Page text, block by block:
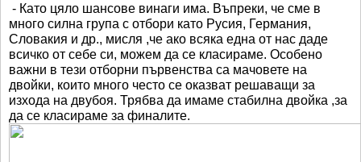
- Като цяло шансове винаги има. Въпреки, че сме в
много силна група с отбори като Русия, Германия,
Словакия и др., мисля ,че ако всяка една от нас даде
всичко от себе си, можем да се класираме. Особено
важни в тези отборни първенства са мачовете на
двойки, които много често се оказват решаващи за
изхода на двубоя. Трябва да имаме стабилна двойка ,за
да се класираме за финалите.